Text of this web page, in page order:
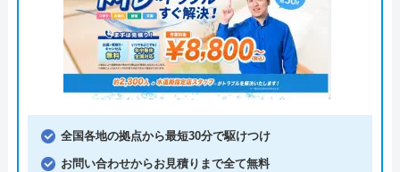
全国各地の拠点から最短30分で駆けつけ
お問い合わせからお見積りまで全て無料